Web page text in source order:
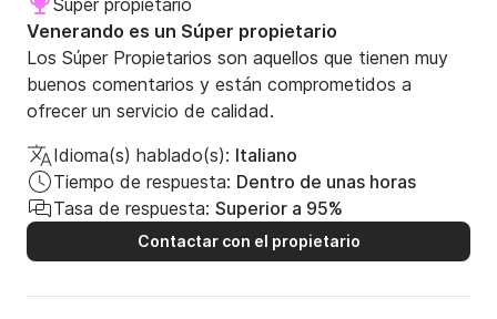
Súper propietario
Venerando es un Súper propietario
Los Súper Propietarios son aquellos que tienen muy
buenos comentarios y están comprometidos a
ofrecer un servicio de calidad.
Idioma(s) hablado(s): Italiano
Tiempo de respuesta: Dentro de unas horas
Tasa de respuesta: Superior a 95%
Contactar con el propietario